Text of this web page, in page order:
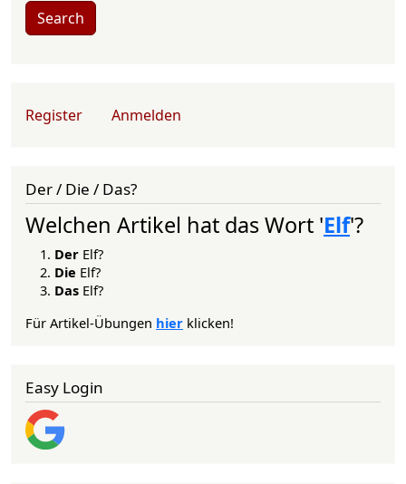
Search
User account menu
Register Anmelden
Der / Die / Das?
Welchen Artikel hat das Wort 'Elf'?
Der Elf?
Die Elf?
Das Elf?
Für Artikel-Übungen hier klicken!
Easy Login